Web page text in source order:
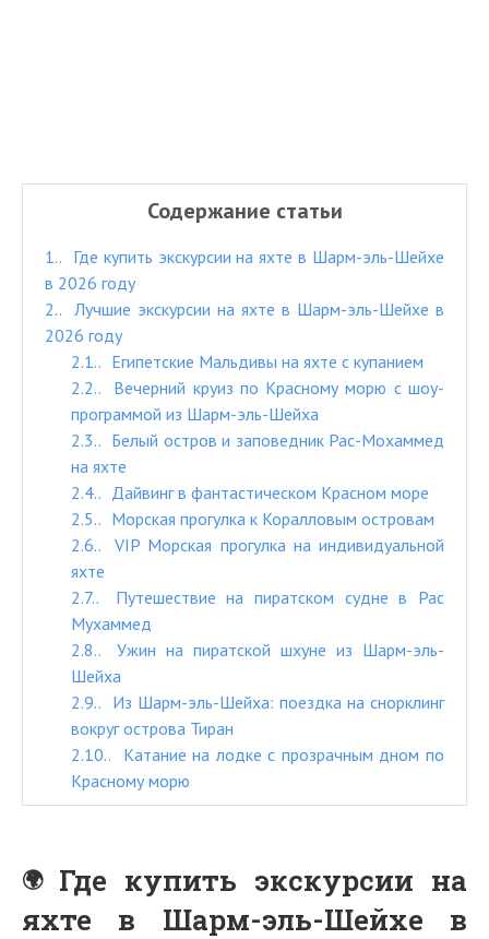
Содержание статьи
1.
Где купить экскурсии на яхте в Шарм-эль-Шейхе
в 2026 году
2.
Лучшие экскурсии на яхте в Шарм-эль-Шейхе в
2026 году
2.1.
Египетские Мальдивы на яхте с купанием
2.2.
Вечерний круиз по Красному морю с шоу-
программой из Шарм-эль-Шейха
2.3.
Белый остров и заповедник Рас-Мохаммед
на яхте
2.4.
Дайвинг в фантастическом Красном море
2.5.
Морская прогулка к Коралловым островам
2.6.
VIP Морская прогулка на индивидуальной
яхте
2.7.
Путешествие на пиратском судне в Рас
Мухаммед
2.8.
Ужин на пиратской шхуне из Шарм-эль-
Шейха
2.9.
Из Шарм-эль-Шейха: поездка на снорклинг
вокруг острова Тиран
2.10.
Катание на лодке с прозрачным дном по
Красному морю
Где купить экскурсии на
яхте в Шарм-эль-Шейхе в